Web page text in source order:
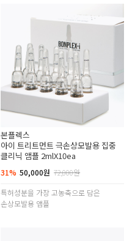
본플렉스
아이 트리트먼트 극손상모발용 집중
클리닉 앰플 2mlX10ea
31% 50,000원 72,000원
특허성분을 가장 고농축으로 담은
손상모발용 앰플